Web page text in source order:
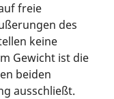
freie
des
keine
Gewicht ist die
beiden
ausschließt.